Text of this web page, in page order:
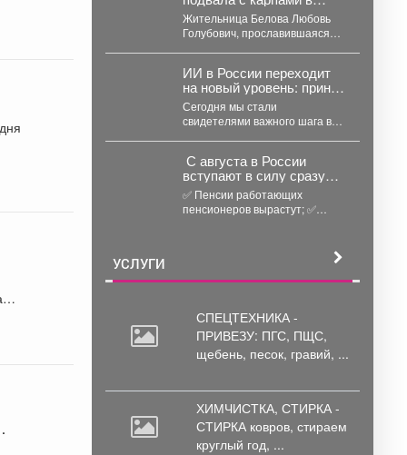
Белово запустила в воду
уточек
Жительница Белова Любовь
Голубович, прославившаяся
поделилась новыми кадрами....
ИИ в России переходит
на новый уровень: принят
закон о развитии
технологий
Сегодня мы стали
свидетелями важного шага в
уровне урегулированы
вопросы...
С августа в России
вступают в силу сразу
несколько значимых
нововведений
✅ Пенсии работающих
пенсионеров вырастут; ✅
УСЛУГИ
СПЕЦТЕХНИКА -
ПРИВЕЗУ: ПГС, ПЩС,
щебень, песок, гравий, ...
ХИМЧИСТКА, СТИРКА -
СТИРКА ковров, стираем
круглый год, ...